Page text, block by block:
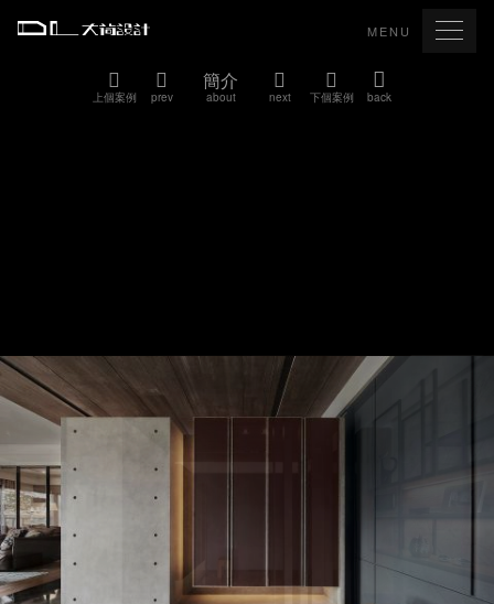
MENU
上個案例 prev
簡介
about next 下個案例 back